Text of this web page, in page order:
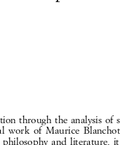
through  the  analysis  of
work  of  Maurice
philosophy  and  literature,